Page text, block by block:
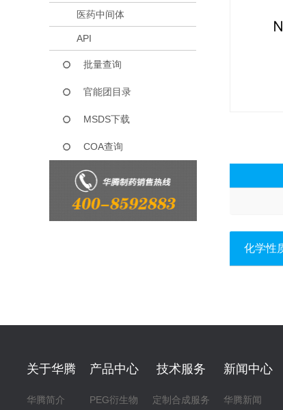
医药中间体
API
批量查询
官能团目录
MSDS下载
COA查询
化学性
关于华腾
华腾简介
产品中心
PEG衍生物
技术服务
定制合成服务
新闻中心
华腾新闻